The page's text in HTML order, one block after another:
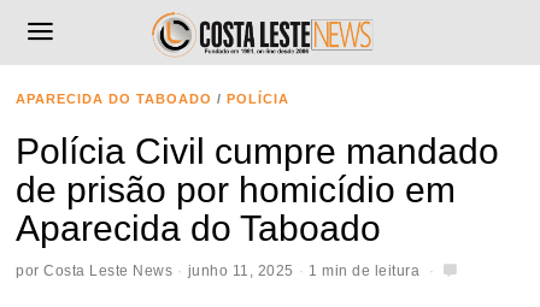
APARECIDA DO TABOADO / POLÍCIA
Polícia Civil cumpre mandado
de prisão por homicídio em
Aparecida do Taboado
porCosta Leste News junho 11, 2025 1 min de leitura